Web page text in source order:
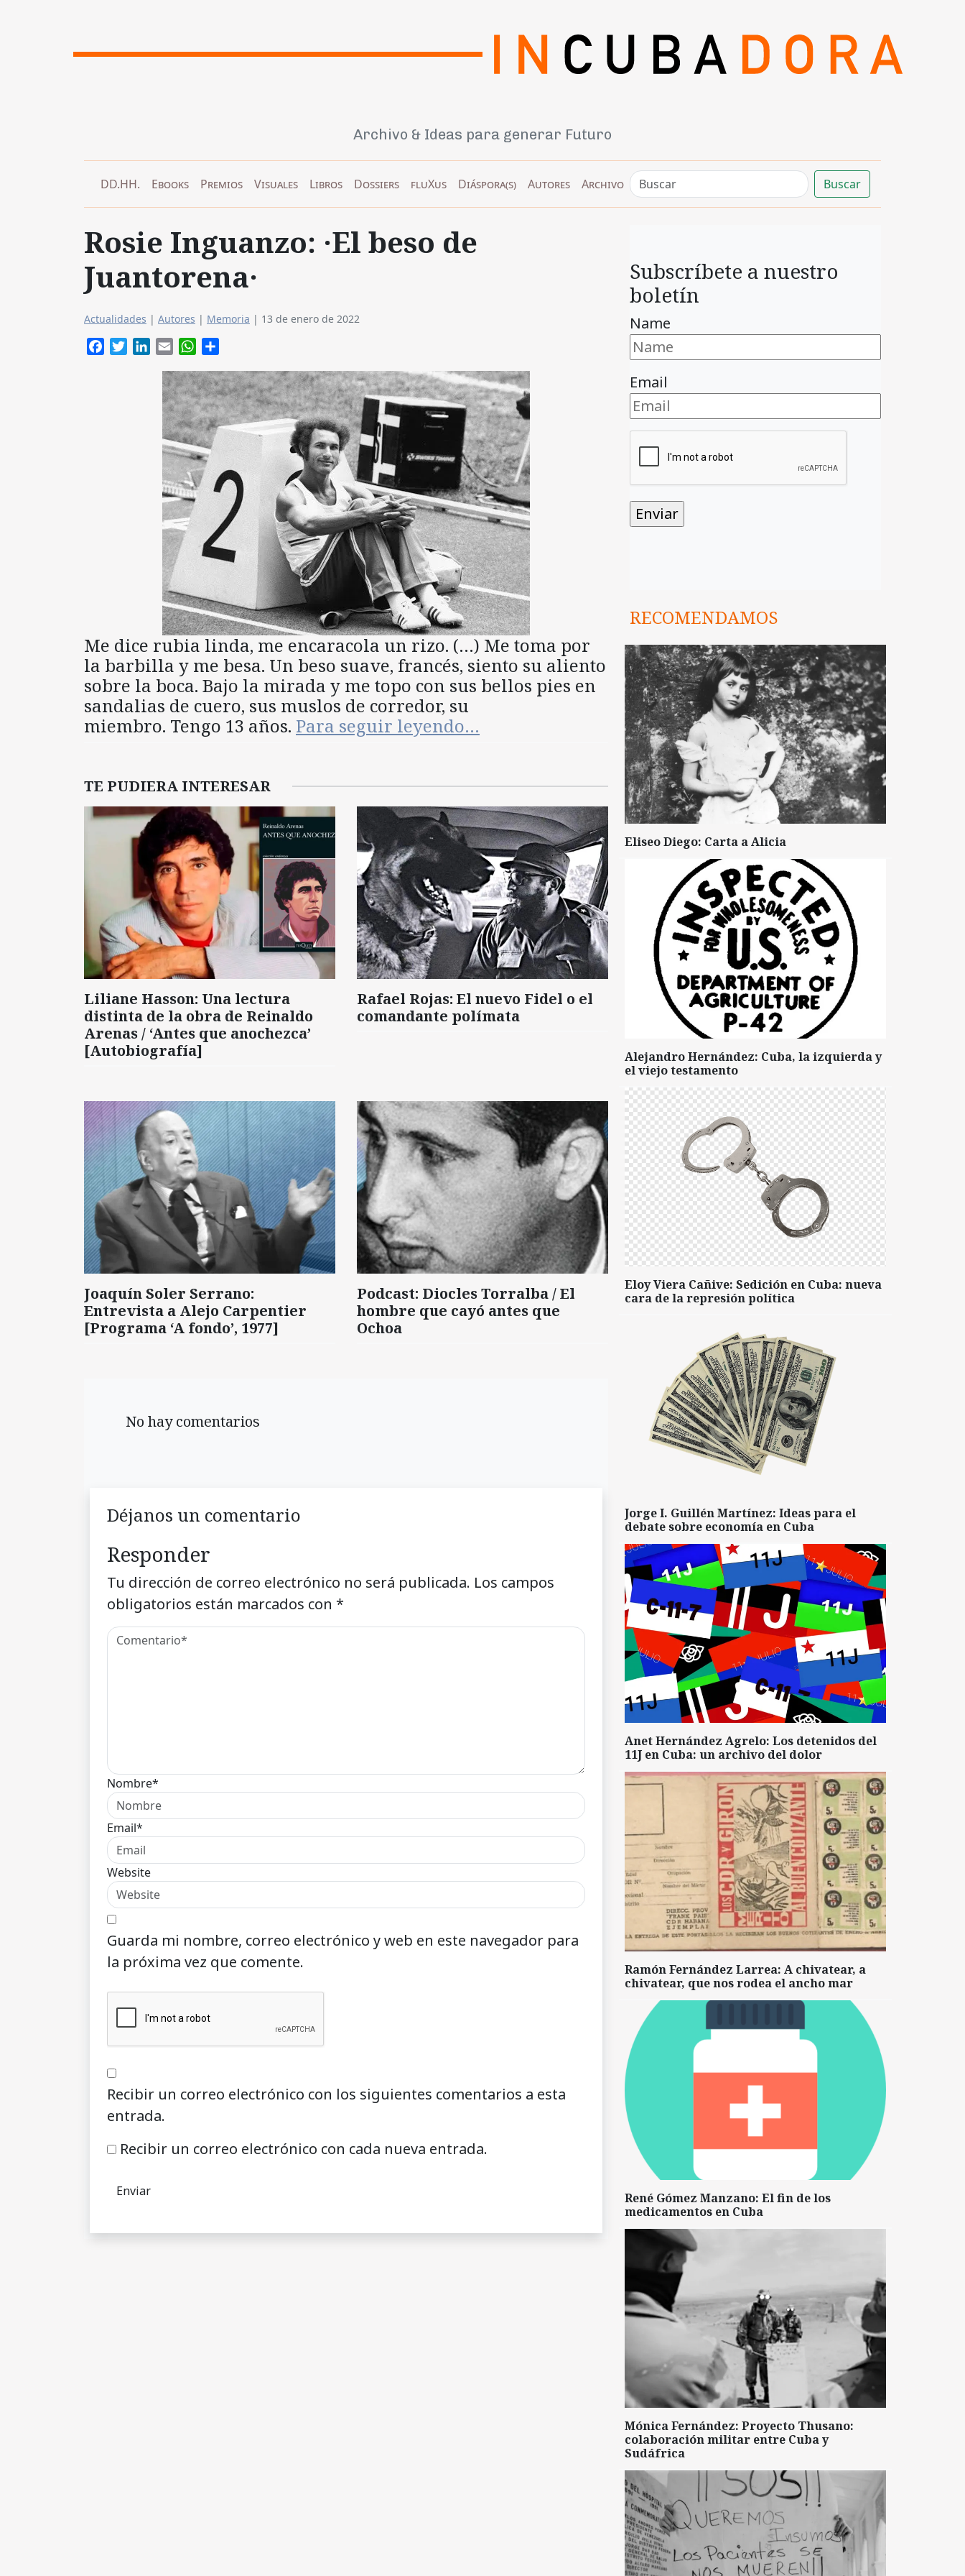
Archivo & Ideas para generar Futuro
DD.HH. Ebooks Premios Visuales Libros Dossiers fluXus Diáspora(s) Autores Archivo Buscar
Rosie Inguanzo: ·El beso de
Juantorena·
Actualidades | Autores | Memoria | 13 de enero de 2022
FacebookTwitterLinkedIn
Email WhatsApp
Me dice rubia linda, me encaracola un rizo. (…) Me toma por
la barbilla y me besa. Un beso suave, francés, siento su aliento
sobre la boca. Bajo la mirada y me topo con sus bellos pies en
sandalias de cuero, sus muslos de corredor, su
miembro. Tengo 13 años. Para seguir leyendo…
TE PUDIERA INTERESAR
Liliane Hasson: Una lectura
distinta de la obra de Reinaldo
Arenas / ‘Antes que anochezca’
[Autobiografía]
Rafael Rojas: El nuevo Fidel o el
comandante polímata
Joaquín Soler Serrano:
Entrevista a Alejo Carpentier
[Programa ‘A fondo’, 1977]
Podcast: Diocles Torralba / El
hombre que cayó antes que
Ochoa
No hay comentarios
Déjanos un comentario
Responder
Tu dirección de correo electrónico no será publicada. Los campos
obligatorios están marcados con *
Nombre*
Email*
Website
Guarda mi nombre, correo electrónico y web en este navegador para
la próxima vez que comente.
Recibir un correo electrónico con los siguientes comentarios a esta
entrada.
Recibir un correo electrónico con cada nueva entrada.
Subscríbete a nuestro
boletín
Name
Email
RECOMENDAMOS
Eliseo Diego: Carta a Alicia
Alejandro Hernández: Cuba, la izquierda y
el viejo testamento
Eloy Viera Cañive: Sedición en Cuba: nueva
cara de la represión política
Jorge I. Guillén Martínez: Ideas para el
debate sobre economía en Cuba
Anet Hernández Agrelo: Los detenidos del
11J en Cuba: un archivo del dolor
Ramón Fernández Larrea: A chivatear, a
chivatear, que nos rodea el ancho mar
René Gómez Manzano: El fin de los
medicamentos en Cuba
Mónica Fernández: Proyecto Thusano:
colaboración militar entre Cuba y
Sudáfrica